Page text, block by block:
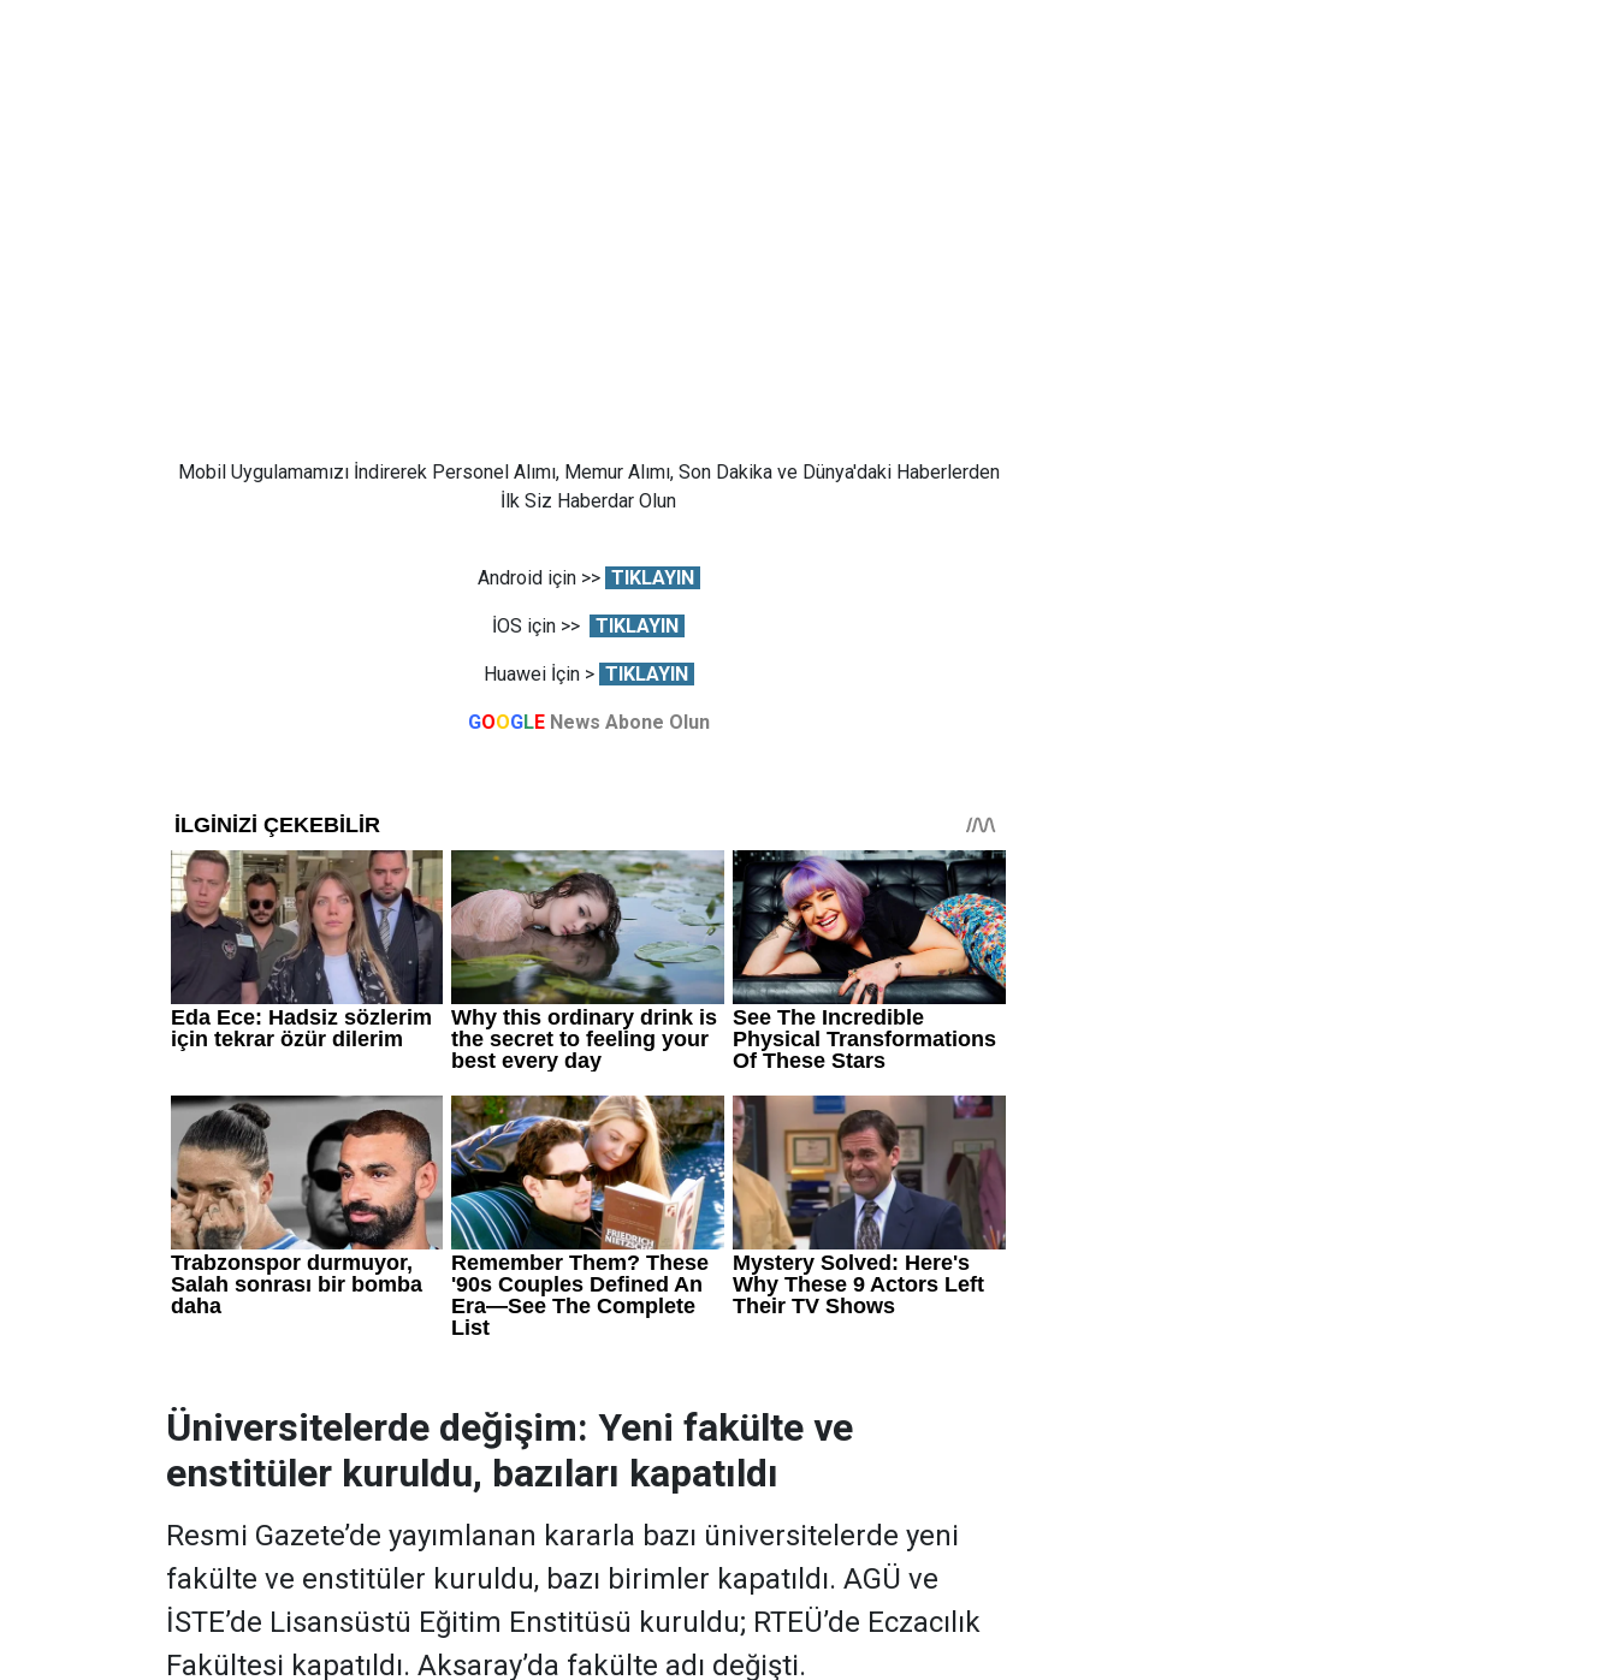
Mobil Uygulamamızı İndirerek Personel Alımı, Memur Alımı, Son Dakika ve Dünya'daki Haberlerden
İlk Siz Haberdar Olun
Android için >> TIKLAYIN
İOS için >> TIKLAYIN
Huawei İçin > TIKLAYIN
GOOGLE News Abone Olun
Üniversitelerde değişim: Yeni fakülte ve
enstitüler kuruldu, bazıları kapatıldı
Resmi Gazete’de yayımlanan kararla bazı üniversitelerde yeni
fakülte ve enstitüler kuruldu, bazı birimler kapatıldı. AGÜ ve
İSTE’de Lisansüstü Eğitim Enstitüsü kuruldu; RTEÜ’de Eczacılık
Fakültesi kapatıldı. Aksaray’da fakülte adı değişti.